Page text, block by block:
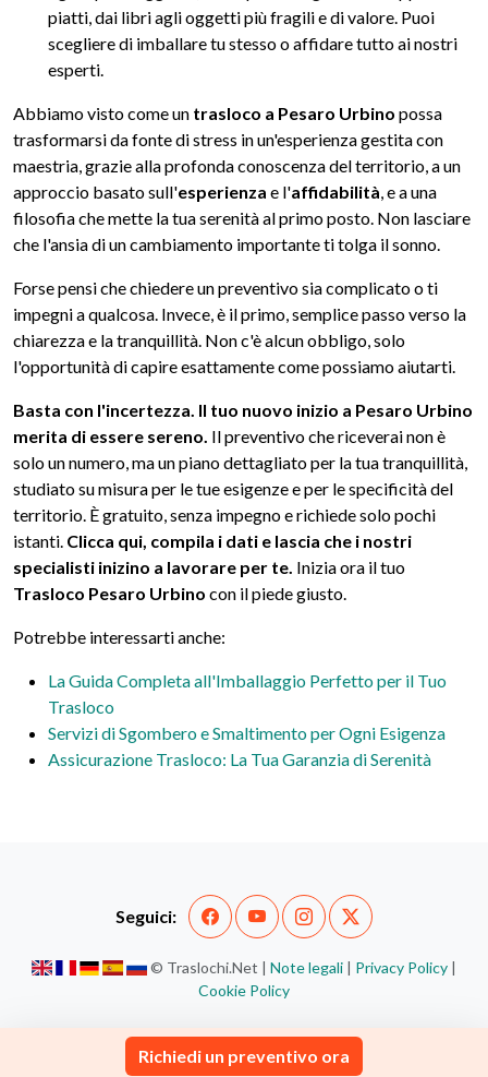
piatti, dai libri agli oggetti più fragili e di valore. Puoi
scegliere di imballare tu stesso o affidare tutto ai nostri
esperti.
Abbiamo visto come un trasloco a Pesaro Urbino possa
trasformarsi da fonte di stress in un'esperienza gestita con
maestria, grazie alla profonda conoscenza del territorio, a un
approccio basato sull'esperienza e l'affidabilità, e a una
filosofia che mette la tua serenità al primo posto. Non lasciare
che l'ansia di un cambiamento importante ti tolga il sonno.
Forse pensi che chiedere un preventivo sia complicato o ti
impegni a qualcosa. Invece, è il primo, semplice passo verso la
chiarezza e la tranquillità. Non c'è alcun obbligo, solo
l'opportunità di capire esattamente come possiamo aiutarti.
Basta con l'incertezza. Il tuo nuovo inizio a Pesaro Urbino
merita di essere sereno. Il preventivo che riceverai non è
solo un numero, ma un piano dettagliato per la tua tranquillità,
studiato su misura per le tue esigenze e per le specificità del
territorio. È gratuito, senza impegno e richiede solo pochi
istanti. Clicca qui, compila i dati e lascia che i nostri
specialisti inizino a lavorare per te. Inizia ora il tuo
Trasloco Pesaro Urbino con il piede giusto.
Potrebbe interessarti anche:
La Guida Completa all'Imballaggio Perfetto per il Tuo
Trasloco
Servizi di Sgombero e Smaltimento per Ogni Esigenza
Assicurazione Trasloco: La Tua Garanzia di Serenità
Seguici:
© Traslochi.Net | Note legali| Privacy Policy|
Cookie Policy
Richiedi un preventivo ora